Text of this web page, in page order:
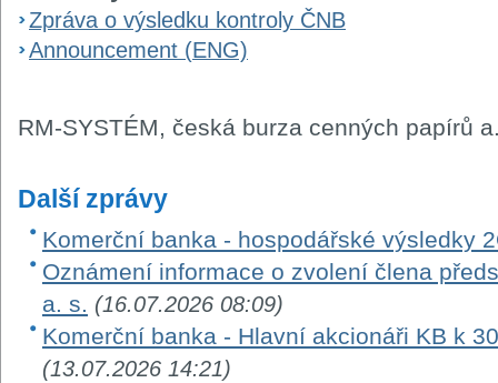
Zpráva o výsledku kontroly ČNB
Announcement (ENG)
RM-SYSTÉM, česká burza cenných papírů
Další zprávy
Komerční banka - hospodářské výsledky
Oznámení informace o zvolení člena
a. s. (16.07.2026 08:09)
Komerční banka - Hlavní akcionáři KB k
(13.07.2026 14:21)